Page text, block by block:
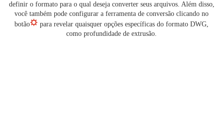
definir o formato para o qual deseja converter seus arquivos. Além disso,
você também pode configurar a ferramenta de conversão clicando no
botão
para revelar quaisquer opções específicas do formato DWG,
como profundidade de extrusão.